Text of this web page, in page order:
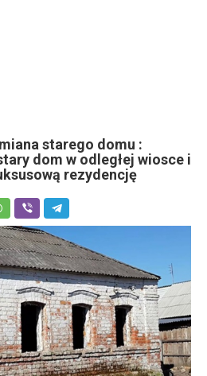
starego domu :
dom w odległej wiosce i
rezydencję